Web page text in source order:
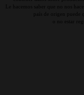
Le hacemos saber que no nos
país de origen puede
o no estar